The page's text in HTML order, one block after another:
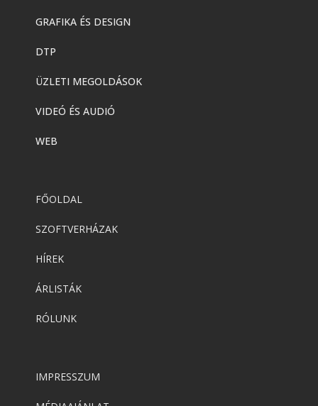
GRAFIKA ÉS DESIGN
DTP
ÜZLETI MEGOLDÁSOK
VIDEÓ ÉS AUDIÓ
WEB
FŐOLDAL
SZOFTVERHÁZAK
HÍREK
ÁRLISTÁK
RÓLUNK
IMPRESSZUM